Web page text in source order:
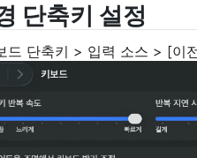
단축키 설정
드 단축키 > 입력 소스 > [이